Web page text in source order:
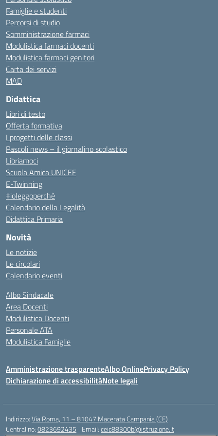
Famiglie e studenti
Percorsi di studio
Somministrazione farmaci
Modulistica farmaci docenti
Modulistica farmaci genitori
Carta dei servizi
MAD
Didattica
Libri di testo
Offerta formativa
I progetti delle classi
Pascoli news – il giornalino scolastico
Libriamoci
Scuola Amica UNICEF
E-Twinning
#ioleggoperchè
Calendario della Legalità
Didattica Primaria
Novità
Le notizie
Le circolari
Calendario eventi
Albo Sindacale
Area Docenti
Modulistica Docenti
Personale ATA
Modulistica Famiglie
Amministrazione trasparenteAlbo OnlinePrivacy Policy
Dichiarazione di accessibilitàNote legali
Indirizzo:Via Roma, 11 – 81047 Macerata Campania (CE)
Centralino:0823692435 Email:ceic88300b@istruzione.it